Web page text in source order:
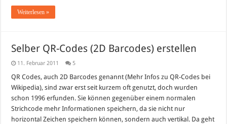
Weiterlesen »
Selber QR-Codes (2D Barcodes) erstellen
11. Februar 2011 5
QR Codes, auch 2D Barcodes genannt (Mehr Infos zu QR-Codes bei
Wikipedia), sind zwar erst seit kurzem oft genutzt, doch wurden
schon 1996 erfunden. Sie können gegenüber einem normalen
Strichcode mehr Informationen speichern, da sie nicht nur
horizontal Zeichen speichern können, sondern auch vertikal. Da geht